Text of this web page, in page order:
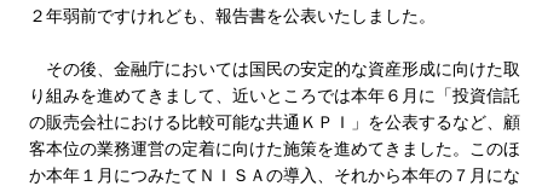
２年弱前ですけれども、報告書を公表いたしました。
その後、金融庁においては国民の安定的な資産形成に向けた取
り組みを進めてきまして、近いところでは本年６月に「投資信託
の販売会社における比較可能な共通ＫＰＩ」を公表するなど、顧
客本位の業務運営の定着に向けた施策を進めてきました。このほ
か本年１月につみたてＮＩＳＡの導入、それから本年の７月にな